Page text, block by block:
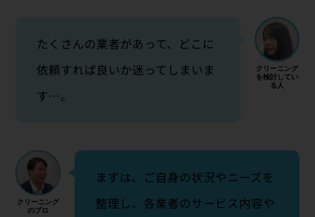
たくさんの業者があって、どこに
依頼すれば良いか迷ってしまいま
す…。
まずは、ご自身の状況やニーズを
整理し、各業者のサービス内容や